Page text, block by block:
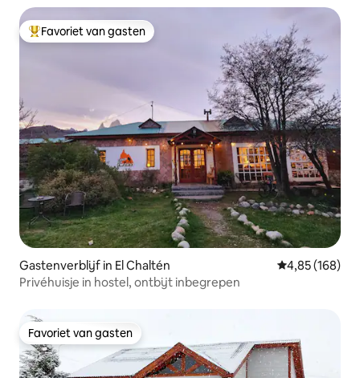
Topfavoriet van gasten
Favoriet van gasten
Gastenverblijf in El Chaltén Gemiddelde
4,85 (168)
Privéhuisje in hostel, ontbijt inbegrepen
Favoriet van gasten
Favoriet van gasten